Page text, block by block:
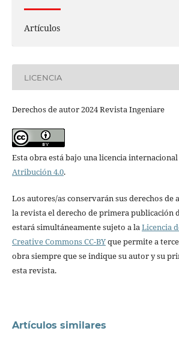
Artículos
LICENCIA
Derechos de autor 2024 Revista Ingeniare
Esta obra está bajo una licencia internacional
Atribución 4.0.
Los autores/as conservarán sus derechos de
la revista el derecho de primera publicación
estará simultáneamente sujeto a laLicencia
Creative Commons CC-BYque permite a
obra siempre que se indique su autor y su
esta revista.
Artículos similares